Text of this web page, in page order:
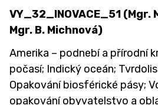
VY_32_INOVACE_51 (Mgr.
Mgr. B. Michnová)
Amerika – podnebí a přírodní
počasí; Indický oceán;
Opakování biosférické pásy;
opakování obyvatelstvo a